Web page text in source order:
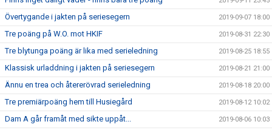
Övertygande i jakten på seriesegern 2019-09-07 18:00
Tre poäng på W.O. mot HKIF 2019-08-31 22:30
Tre blytunga poäng är lika med serieledning 2019-08-25 18:55
Klassisk urladdning i jakten på seriesegern 2019-08-21 21:00
Ännu en trea och återerövrad serieledning 2019-08-18 20:00
Tre premiärpoäng hem till Husiegård 2019-08-12 10:02
Dam A går framåt med sikte uppåt... 2019-08-06 10:03